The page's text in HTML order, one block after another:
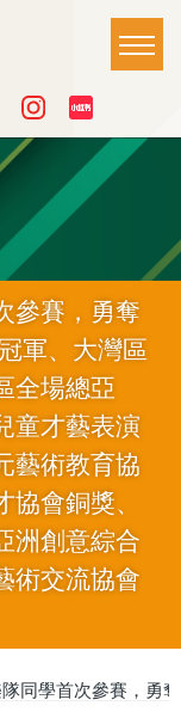
Main
參賽，勇奪
軍、大灣區
全場總亞
童才藝表演
藝術教育協
會銅獎、
洲創意綜合
術交流協會
同學首次參賽，勇